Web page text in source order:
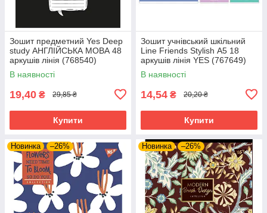
Зошит предметний Yes Deep
study АНГЛІЙСЬКА МОВА 48
аркушів лінія (768540)
В наявності
19,40 ₴ 29,85 ₴
Купити
Зошит учнівський шкільний
Line Friends Stylish А5 18
аркушів лінія YES (767649)
В наявності
14,54 ₴ 20,20 ₴
Купити
Новинка –26% Новинка –26%